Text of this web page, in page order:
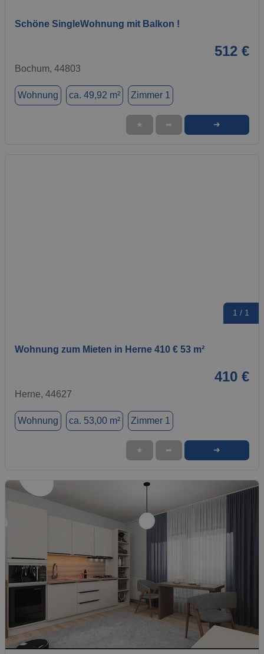
Schöne SingleWohnung mit Balkon !
512 €
Bochum, 44803
Wohnung ca. 49,92 m² Zimmer 1
★ ➦ ➜
1 / 1
Wohnung zum Mieten in Herne 410 € 53 m²
410 €
Herne, 44627
Wohnung ca. 53,00 m² Zimmer 1
★ ➦ ➜